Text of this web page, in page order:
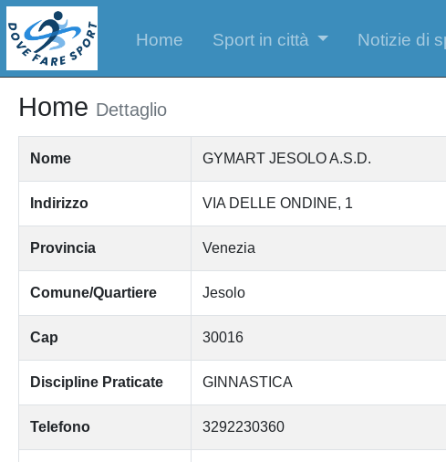
Home Sport in città Notizie di
Home Dettaglio
Nome GYMART JESOLO A.S.D.
Indirizzo VIA DELLE ONDINE, 1
Provincia Venezia
Comune/Quartiere Jesolo
Cap 30016
Discipline Praticate GINNASTICA
Telefono 3292230360